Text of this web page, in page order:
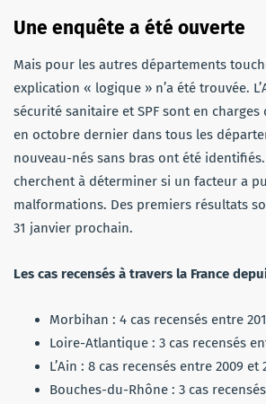
Une enquête a été ouverte
Mais pour les autres départements
explication « logique » n’a été trouvée.
sécurité sanitaire et SPF sont en charges
en octobre dernier dans tous les
nouveau-nés sans bras ont été
cherchent à déterminer si un facteur a
malformations. Des premiers résultats
31 janvier prochain.
Les cas recensés à travers la France
Morbihan : 4 cas recensés entre
Loire-Atlantique : 3 cas recensés
L’Ain : 8 cas recensés entre 2009 et
Bouches-du-Rhône : 3 cas